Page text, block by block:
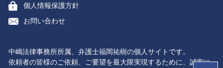
個人情報保護方針
お問い合わせ
中嶋法律事務所所属、弁護士福岡祐樹の個人サイトです。
依頼者の皆様のご依頼、ご要望を最大限実現するために、誠実に